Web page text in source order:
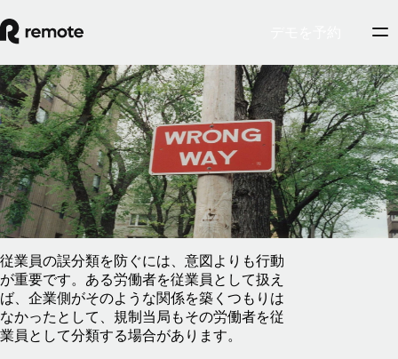
Blog/契約社員管理
従業員と契約社員の誤分類ガイド
ByPedro Barros
2026年2月25日
従業員の誤分類を防ぐには、意図よりも行動
が重要です。ある労働者を従業員として扱え
ば、企業側がそのような関係を築くつもりは
なかったとして、規制当局もその労働者を従
業員として分類する場合があります。